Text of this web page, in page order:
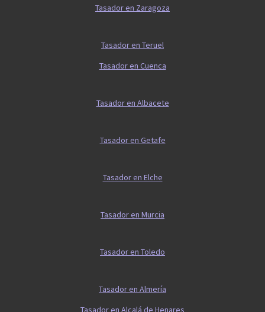
Tasador en Zaragoza
Tasador en Teruel
Tasador en Cuenca
Tasador en Albacete
Tasador en Getafe
Tasador en Elche
Tasador en Murcia
Tasador en Toledo
Tasador en Almería
Tasador en Alcalá de Henares